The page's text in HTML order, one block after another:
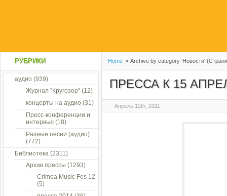
Home » Archive by category 'Новости'
ПРЕССА К 15
Апрель 12th, 2011
РУБРИКИ
аудио (939)
Журнал "Кругозор" (12)
концерты на аудио (31)
Пресс-конференции и
интервью (18)
Разные песни (аудио)
(772)
Библиотека (2311)
Архив прессы (1293)
Crimea Music Fes 12
(5)